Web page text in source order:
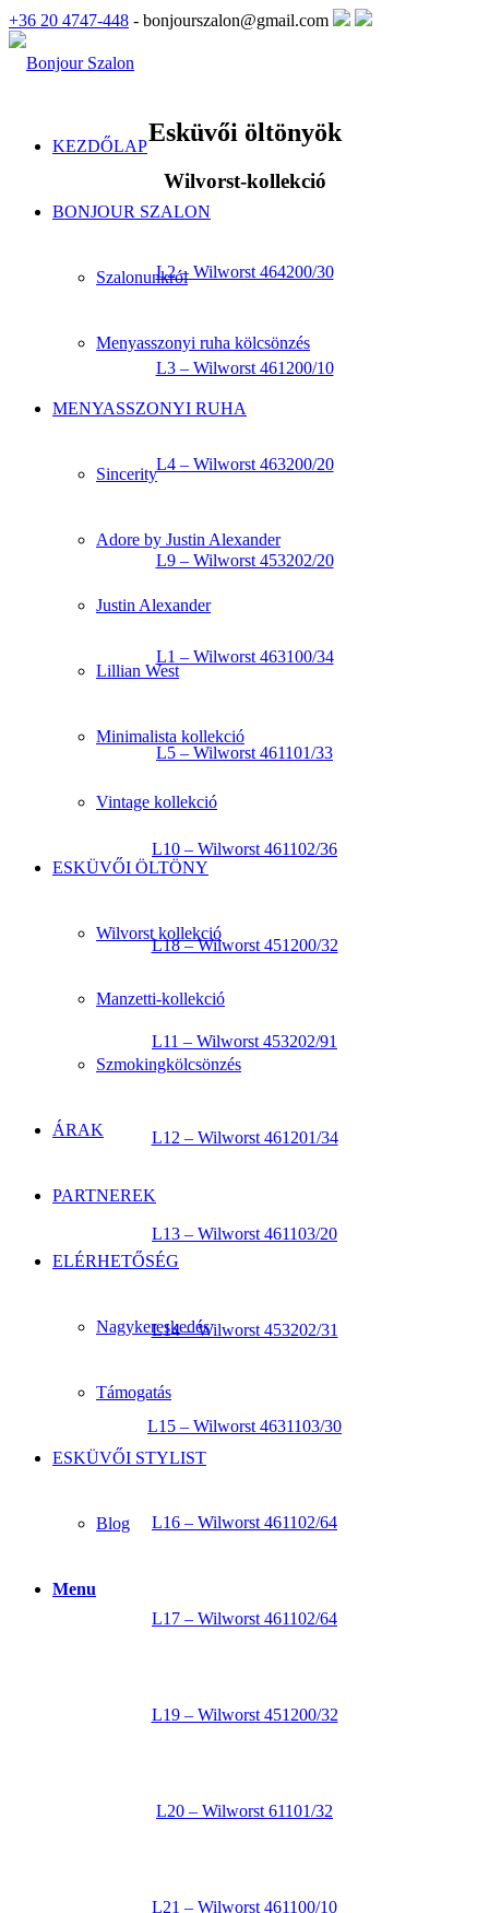
+36 20 4747-448 - bonjourszalon@gmail.com
KEZDŐLAP
BONJOUR SZALON
Szalonunkról
Menyasszonyi ruha kölcsönzés
MENYASSZONYI RUHA
Sincerity
Adore by Justin Alexander
Justin Alexander
Lillian West
Minimalista kollekció
Vintage kollekció
ESKÜVŐI ÖLTÖNY
Wilvorst kollekció
Manzetti-kollekció
Szmokingkölcsönzés
ÁRAK
PARTNEREK
ELÉRHETŐSÉG
Nagykereskedés
Támogatás
ESKÜVŐI STYLIST
Blog
Menu
Esküvői öltönyök
Wilvorst-kollekció
L2 – Wilworst 464200/30
L3 – Wilworst 461200/10
L4 – Wilworst 463200/20
L9 – Wilworst 453202/20
L1 – Wilworst 463100/34
L5 – Wilworst 461101/33
L10 – Wilworst 461102/36
L18 – Wilworst 451200/32
L11 – Wilworst 453202/91
L12 – Wilworst 461201/34
L13 – Wilworst 461103/20
L14 – Wilworst 453202/31
L15 – Wilworst 4631103/30
L16 – Wilworst 461102/64
L17 – Wilworst 461102/64
L19 – Wilworst 451200/32
L20 – Wilworst 61101/32
L21 – Wilworst 461100/10